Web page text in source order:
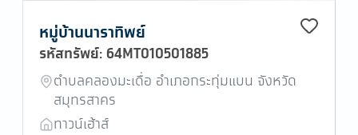
หมู่บ้านนาราทิพย์
รหัสทรัพย์: 64MT010501885
ตำบลคลองมะเดื่อ อำเภอกระทุ่มแบน จังหวัด
สมุทรสาคร
ทาวน์เฮ้าส์